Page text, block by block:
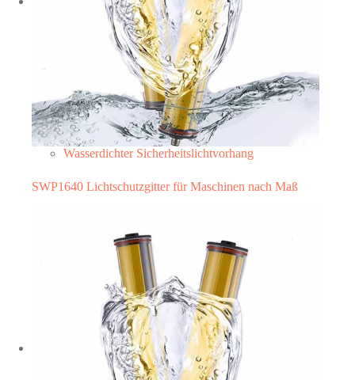
Wasserdichter Sicherheitslichtvorhang
SWP1640 Lichtschutzgitter für Maschinen nach Maß